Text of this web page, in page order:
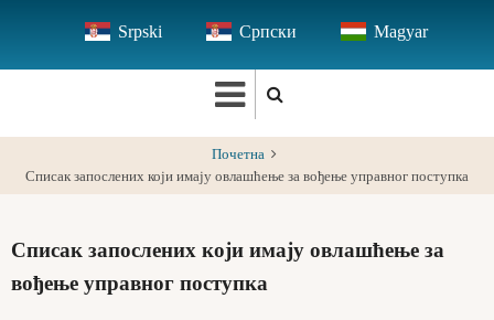
main
Srpski Српски Magyar
Почетна
Списак запослених који имају овлашћење за вођење управног поступка
Списак запослених који имају овлашћење за
вођење управног поступка